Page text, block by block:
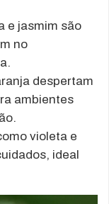
e jasmim são
no
despertam
ambientes
violeta e
ideal